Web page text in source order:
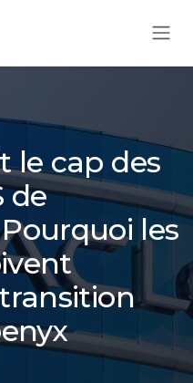
le cap des
de
les